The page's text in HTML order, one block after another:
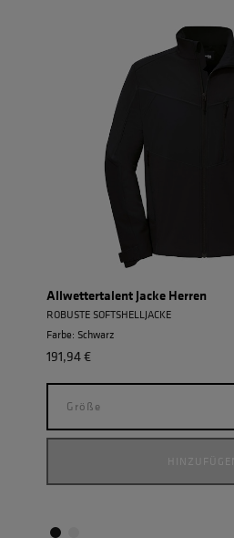
Allwettertalent Jacke Herren
ROBUSTE SOFTSHELLJACKE
Farbe: Schwarz
191,94 €
Größe
HINZUFÜGEN